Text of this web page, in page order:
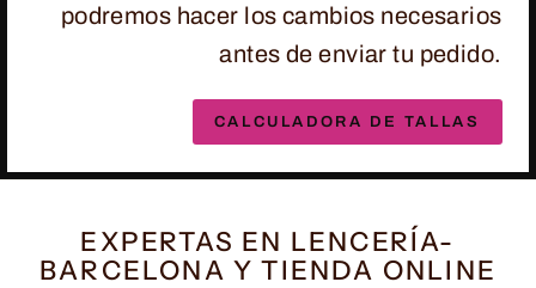
podremos hacer los cambios necesarios
antes de enviar tu pedido.
CALCULADORA DE TALLAS
EXPERTAS EN LENCERÍA-
BARCELONA Y TIENDA ONLINE